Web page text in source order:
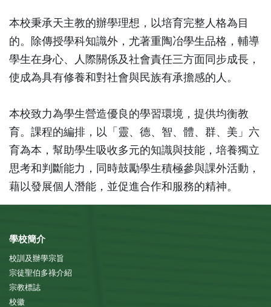
本校秉承天主教的辦學理想，以培育完整人格為目
的。除傳授學科知識外，尤著重陶冶學生品格，輔導
學生在身心、人際關係及社會責任三方面同步成長，
使成為具有修養和對社會與民族有承擔感的人。
本校致力為學生營造優良的學習環境，提供均衡教
育。課程的編排，以「靈、德、智、體、群、美」六
育為本，幫助學生吸收多元的知識與技能，培養獨立
思考和判斷能力，同時鼓勵學生積極參與課外活動，
藉以發展個人潛能，並促進合作和服務的精神。
學校簡介
校訓及辦學宗旨
宗徒聖伯多祿介紹
宗教標誌
校徽